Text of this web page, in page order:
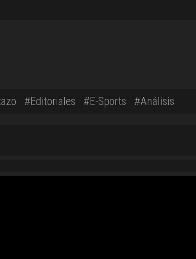
#Editoriales #E-Sports #Análisis